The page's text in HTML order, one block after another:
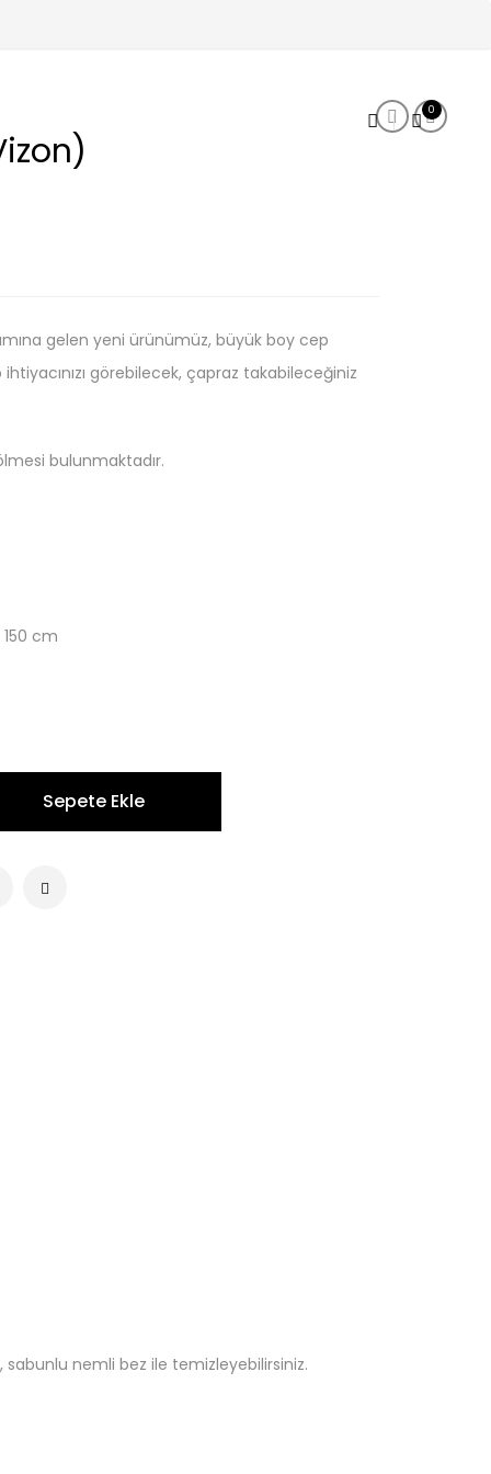
0
LittleLittle
gelen yeni ürünümüz, büyük boy cep
görebilecek, çapraz takabileceğiniz
bulunmaktadır.
cm
Sepete Ekle
sabunlu nemli bez ile temizleyebilirsiniz.